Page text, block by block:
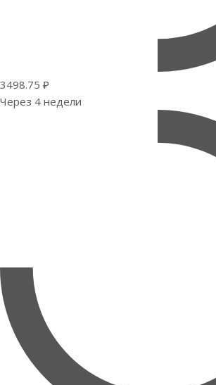
3498.75 ₽
Через 4 недели